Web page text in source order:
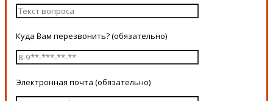
Куда Вам перезвонить? (обязательно)
Электронная почта (обязательно)